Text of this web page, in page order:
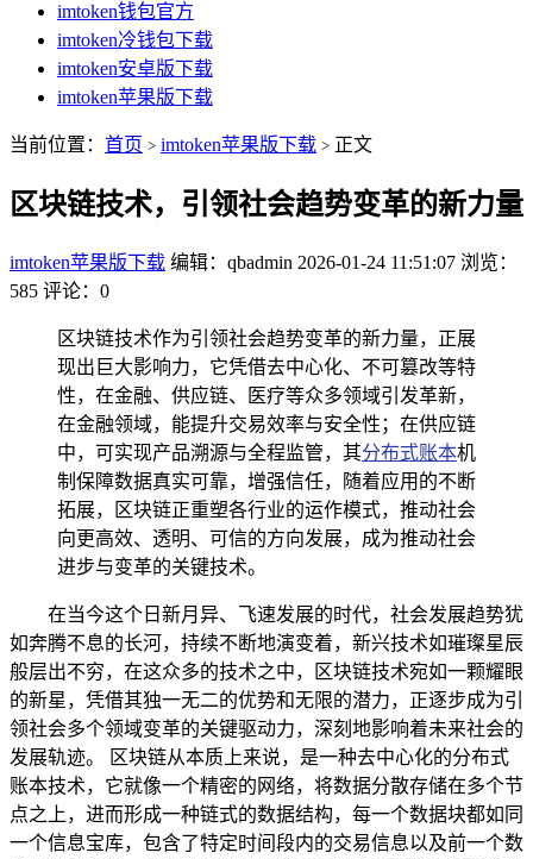
imtoken钱包官方
imtoken冷钱包下载
imtoken安卓版下载
imtoken苹果版下载
当前位置： 首页 > imtoken苹果版下载 > 正文
区块链技术，引领社会趋势变革的新力量
imtoken苹果版下载 编辑：qbadmin 2026-01-24 11:51:07 浏览：
585 评论：0
区块链技术作为引领社会趋势变革的新力量，正展
现出巨大影响力，它凭借去中心化、不可篡改等特
性，在金融、供应链、医疗等众多领域引发革新，
在金融领域，能提升交易效率与安全性；在供应链
中，可实现产品溯源与全程监管，其分布式账本机
制保障数据真实可靠，增强信任，随着应用的不断
拓展，区块链正重塑各行业的运作模式，推动社会
向更高效、透明、可信的方向发展，成为推动社会
进步与变革的关键技术。
在当今这个日新月异、飞速发展的时代，社会发展趋势犹
如奔腾不息的长河，持续不断地演变着，新兴技术如璀璨星辰
般层出不穷，在这众多的技术之中，区块链技术宛如一颗耀眼
的新星，凭借其独一无二的优势和无限的潜力，正逐步成为引
领社会多个领域变革的关键驱动力，深刻地影响着未来社会的
发展轨迹。 区块链从本质上来说，是一种去中心化的分布式
账本技术，它就像一个精密的网络，将数据分散存储在多个节
点之上，进而形成一种链式的数据结构，每一个数据块都如同
一个信息宝库，包含了特定时间段内的交易信息以及前一个数